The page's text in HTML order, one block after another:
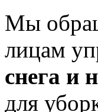
Мы
лицам
снега и
для